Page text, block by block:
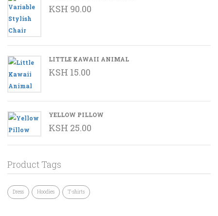
KSH 90.00
LITTLE KAWAII ANIMAL
KSH 15.00
YELLOW PILLOW
KSH 25.00
Product Tags
Dress Hoodies T-shirts